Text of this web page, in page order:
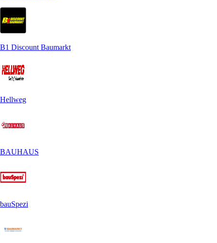
B1 Discount Baumarkt
Hellweg
BAUHAUS
bauSpezi